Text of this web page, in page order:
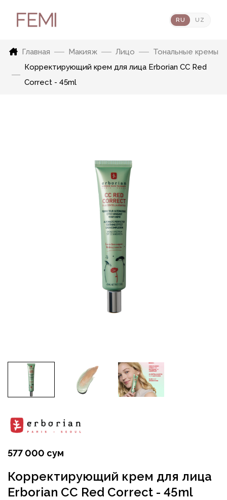
RU UZ
Главная Макияж Лицо
Тональные кремы
Корректирующий крем для лица Erborian CC Red
Correct - 45ml
577 000 сум
Корректирующий крем для лица
Erborian CC Red Correct - 45ml